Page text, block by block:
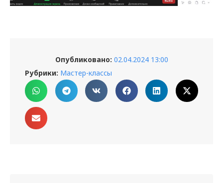
Опубликовано: 02.04.2024 13:00
Рубрики: Мастер-классы